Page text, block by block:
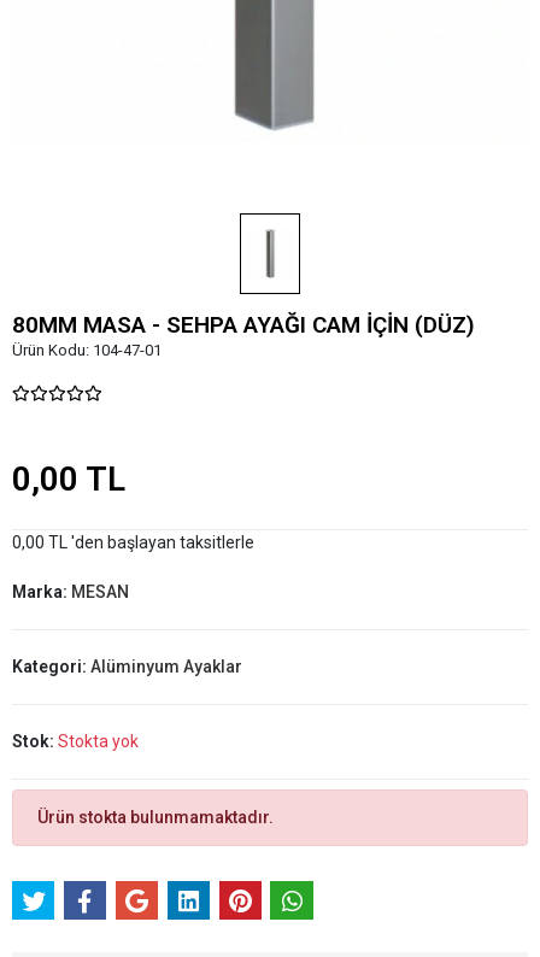
80MM MASA - SEHPA AYAĞI CAM İÇİN (DÜZ)
Ürün Kodu: 104-47-01
0,00 TL
0,00 TL 'den başlayan taksitlerle
Marka: MESAN
Kategori: Alüminyum Ayaklar
Stok: Stokta yok
Ürün stokta bulunmamaktadır.